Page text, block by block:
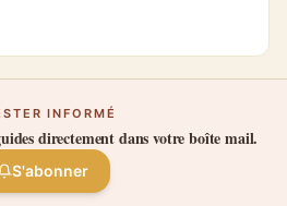
INFORMÉ
directement dans votre boîte mail.
S'abonner